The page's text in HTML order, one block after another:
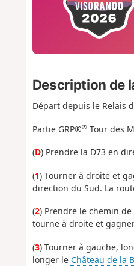
Description de
Départ depuis le Relais
Partie GRP®®Tour des
(D) Prendre la D73 en
(1) Tourner à droite et
direction du Sud. La
(2) Prendre le chemin
tourne à droite et
(3) Tourner à gauche,
longer le Château de la